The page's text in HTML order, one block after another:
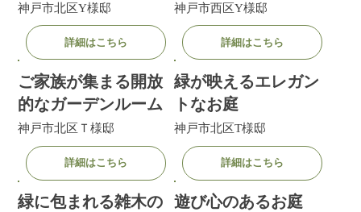
神戸市北区Y様邸
詳細はこちら
神戸市西区Y様邸
詳細はこちら
ご家族が集まる開放
的なガーデンルーム
神戸市北区Ｔ様邸
詳細はこちら
緑が映えるエレガン
トなお庭
神戸市北区T様邸
詳細はこちら
緑に包まれる雑木の
遊び心のあるお庭